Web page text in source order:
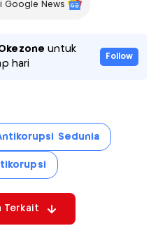
Google News
untuk
hari
Follow
Sedunia
Terkait